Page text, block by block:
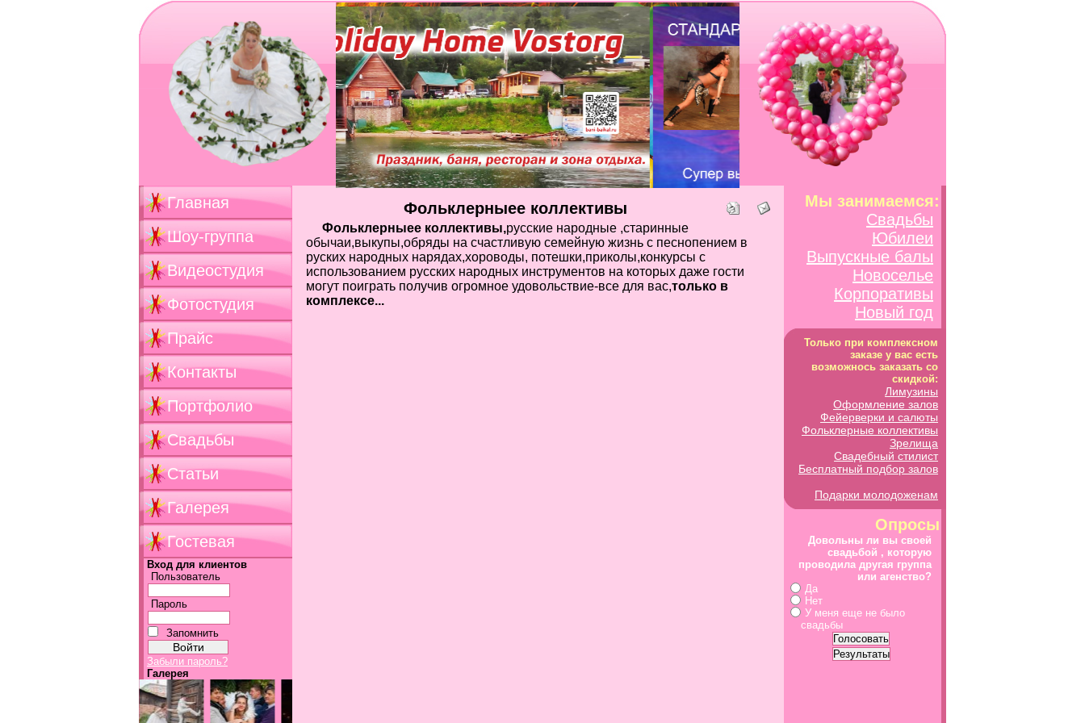
Главная
Шоу-группа
Видеостудия
Фотостудия
Прайс
Контакты
Портфолио
Свадьбы
Статьи
Галерея
Гостевая
Вход для клиентов
Пользователь
Пароль
Запомнить
Забыли пароль?
Галерея
Фольклерныее коллективы
Фольклерныее коллективы,русские народные ,старинные
обычаи,выкупы,обряды на счастливую семейную жизнь с песнопением в
руских народных нарядах,хороводы, потешки,приколы,конкурсы с
использованием русских народных инструментов на которых даже гости
могут поиграть получив огромное удовольствие-все для вас,только в
комплексе...
Мы занимаемся:
Свадьбы
Юбилеи
Выпускные балы
Новоселье
Корпоративы
Новый год
Только при комплексном
заказе у вас есть
возможнось заказать со
скидкой:
Лимузины
Оформление залов
Фейерверки и салюты
Фольклерные коллективы
Зрелища
Свадебный стилист
Бесплатный подбор залов
Подарки молодоженам
Опросы
Довольны ли вы своей
свадьбой , которую
проводила другая группа
или агенство?
Да
Нет
У меня еще не было
свадьбы